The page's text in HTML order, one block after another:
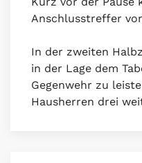
Anschlusstreffer
In der zweiten
in der Lage dem
Gegenwehr zu
Hausherren drei